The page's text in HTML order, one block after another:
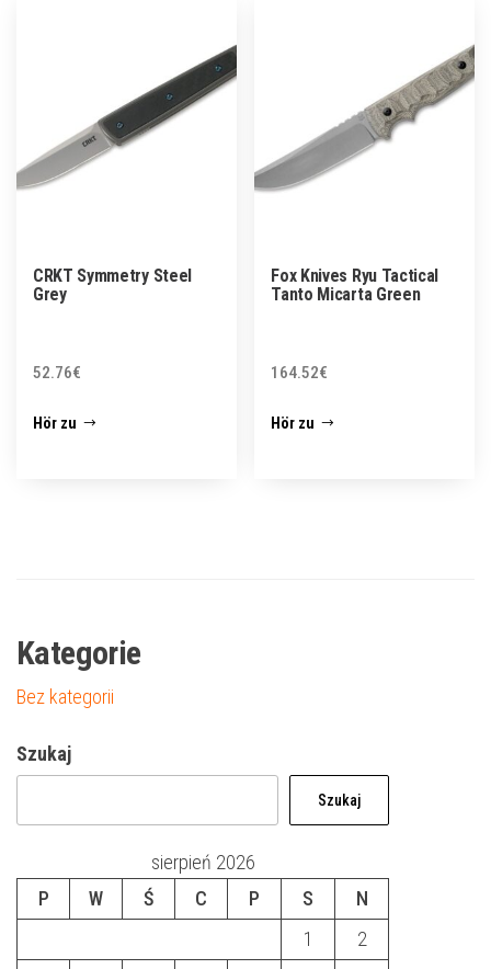
CRKT Symmetry Steel
Grey
52.76€
Hör zu
Fox Knives Ryu Tactical
Tanto Micarta Green
164.52€
Hör zu
Kategorie
Bez kategorii
Szukaj
Szukaj
sierpień 2026
P
W Ś C P S
N
1
2